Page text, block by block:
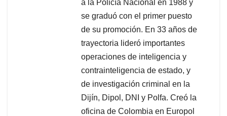
a la Policía Nacional en 1988 y
se graduó con el primer puesto
de su promoción. En 33 años de
trayectoria lideró importantes
operaciones de inteligencia y
contrainteligencia de estado, y
de investigación criminal en la
Dijín, Dipol, DNI y Polfa. Creó la
oficina de Colombia en Europol